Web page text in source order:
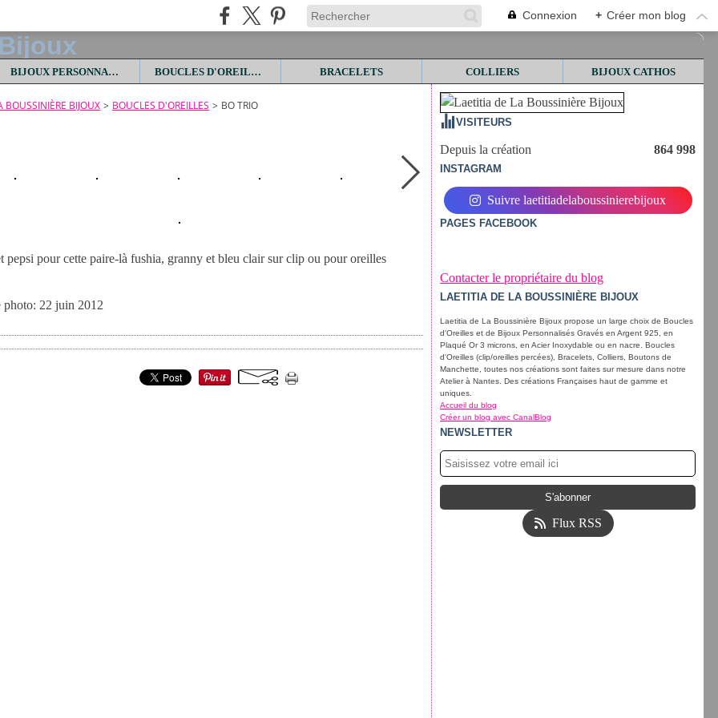
Connexion + Créer mon blog
BIJOUX PERSONNALISES BOUCLES D'OREILLES BRACELETS COLLIERS BIJOUX CATHOS
BOUSSINIÈRE BIJOUX > BOUCLES D'OREILLES > BO TRIO
pepsi pour cette paire-là fushia, granny et bleu clair sur clip ou pour oreilles
photo: 22 juin 2012
VISITEURS
Depuis la création 864 998
INSTAGRAM
Suivre laetitiadelaboussinierebijoux
PAGES FACEBOOK
Contacter le propriétaire du blog
LAETITIA DE LA BOUSSINIÈRE BIJOUX
Laetitia de La Boussinière Bijoux propose un large choix de Boucles
d'Oreilles et de Bijoux Personnalisés Gravés en Argent 925, en
Plaqué Or 3 microns, en Acier Inoxydable ou en nacre. Boucles
d'Oreilles (clip/oreilles percées), Bracelets, Colliers, Boutons de
Manchette, toutes nos créations sont faites sur mesure dans notre
Atelier à Nantes. Des créations Françaises haut de gamme et
uniques.
Accueil du blog
Créer un blog avec CanalBlog
NEWSLETTER
Flux RSS